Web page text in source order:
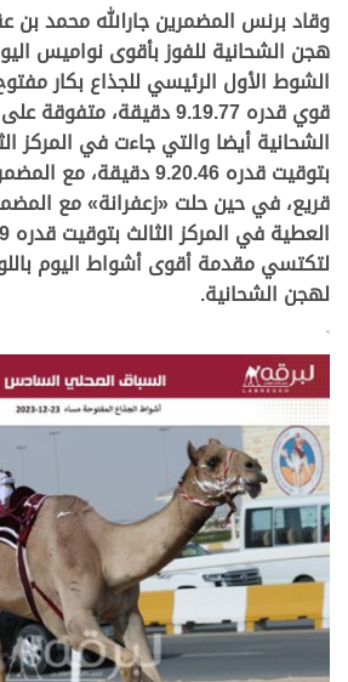
وقاد برنس المضمرين جارالله محمد بن
هجن الشحانية للفوز بأقوى نواميس
الشوط الأول الرئيسي للجذاع بكار
قوي قدره 9.19.77 دقيقة،
الشحانية أيضا والتي جاءت في المركز
بتوقيت قدره 9.20.46
قريع، في حين حلت «زعفرانة» مع
لتكتسي مقدمة أقوى أشواط اليوم
لهجن الشحانية.
>